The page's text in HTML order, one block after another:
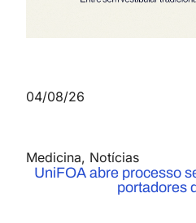
04/08/26
Medicina, Notícias
UniFOA abre processo
portadores